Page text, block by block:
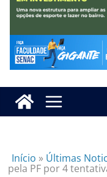
Início » Últimas
pela PF por 4